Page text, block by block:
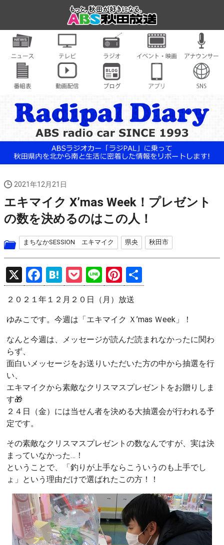
2021年12月21日
エキマイク X’mas Week！プレゼント
の数を決めるのはこの人！
まちなかSESSION エキマイク 県央 秋田市
X
F
a
ce
b
o
k
H
at
e
n
a
P
o
ck
et
Li
n
e
Pi
nt
er
es
t
有
２０２１年１２月２０日（月）放送
ゆみこです。今週は「エキマイク Ｘ’mas Ｗeek」！
なんと今週は、メッセージが読んだ読まれなかったに関わ
らず、
面白いメッセージをお送りいただいた方の中から抽選を行
い、
エキマイクから素敵なクリスマスプレゼントをお贈りしま
す🎁
２４日（金）には当せん者を決める大抽選会が行われる予
定です。
その素敵なクリスマスプレゼントの数なんですが、実は決
まっていなかった…！
ということで、「釣りが上手ならこういうのも上手でし
ょ」という理由だけで選ばれたこの方！！